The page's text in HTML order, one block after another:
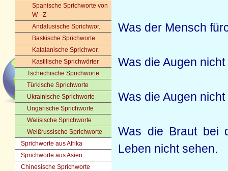
Spanische Sprichworte von
W - Z
Andalusische Sprichwor.
Baskische Sprichworte
Katalanische Sprichwor.
Kastilische Sprichwörter
Tschechische Sprichworte
Türkische Sprichworte
Ukrainische Sprichworte
Ungarische Sprichworte
Walisische Sprichworte
Weißrussische Sprichworte
Sprichworte aus Afrika
Sprichworte aus Asien
Chinesische Sprichworte
Was der Mensch
Was die Augen
Was die Augen
Was die Braut bei
Leben nicht sehen.